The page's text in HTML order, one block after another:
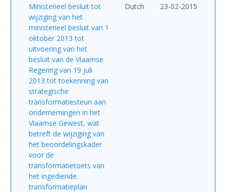
Ministerieel besluit tot
wijziging van het
ministerieel besluit van 1
oktober 2013 tot
uitvoering van het
besluit van de Vlaamse
Regering van 19 juli
2013 tot toekenning van
strategische
transformatiesteun aan
ondernemingen in het
Vlaamse Gewest, wat
betreft de wijziging van
het beoordelingskader
voor de
transformatietoets van
het ingediende
transformatieplan
Dutch 23-02-2015